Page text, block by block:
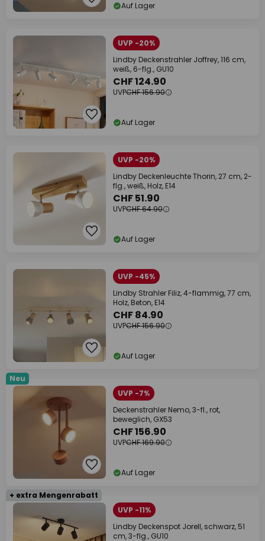
Auf Lager
UVP -20%
Lindby Deckenstrahler Joffrey, 116 cm,
weiß, 6-flg., GU10
CHF 124.90
UVPCHF 156.90
Auf Lager
UVP -20%
Lindby Deckenleuchte Thorin, 27 cm, 2-
flg., weiß, Holz, E14
CHF 51.90
UVPCHF 64.90
Auf Lager
UVP -45%
Lindby Strahler Filiz, 4-flammig, 77 cm,
Holz, Beton, E14
CHF 84.90
UVPCHF 156.90
Auf Lager
Neu
UVP -7%
Deckenstrahler Nemo, 3-fl., rot,
beweglich, GX53
CHF 156.90
UVPCHF 169.90
Auf Lager
+ extra Mengenrabatt
UVP -11%
Lindby Deckenspot Jorell, schwarz, 51
cm, 3-flg., GU10